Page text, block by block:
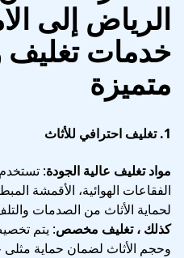
الرياض إلى
خدمات تغليف
متميزة
1. تغليف احترافي للأثاث
مواد تغليف عالية الجودة:
الفقاعات الهوائية، الأقمشة
لحماية الأثاث من الصدمات
كذلك ، تغليف مخصص: يتم
وحجم الأثاث لضمان حماية مثلى